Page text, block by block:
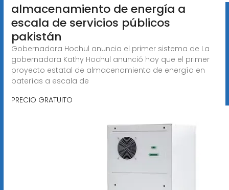
almacenamiento de energía a
escala de servicios públicos
pakistán
Gobernadora Hochul anuncia el primer sistema de La
gobernadora Kathy Hochul anunció hoy que el primer
proyecto estatal de almacenamiento de energía en
baterías a escala de
PRECIO GRATUITO